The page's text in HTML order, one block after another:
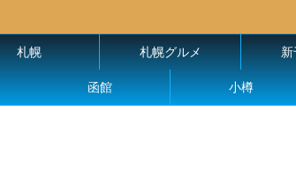
札幌 札幌グルメ
函館 小樽